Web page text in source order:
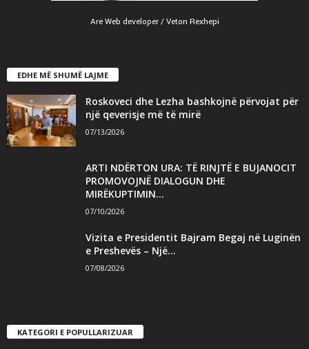
Are Web developer / Veton Rexhepi
EDHE MË SHUMË LAJME
Roskoveci dhe Lezha bashkojnë përvojat për
një qeverisje më të mirë
07/13/2026
ARTI NDËRTON URA: TË RINJTË E BUJANOCIT
PROMOVOJNË DIALOGUN DHE
MIRËKUPTIMIN...
07/10/2026
Vizita e Presidentit Bajram Begaj në Luginën
e Preshevës – Një...
07/08/2026
KATEGORI E POPULLARIZUAR